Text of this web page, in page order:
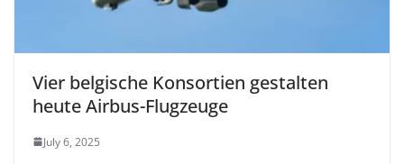
Vier belgische Konsortien gestalten
heute Airbus-Flugzeuge
July 6, 2025